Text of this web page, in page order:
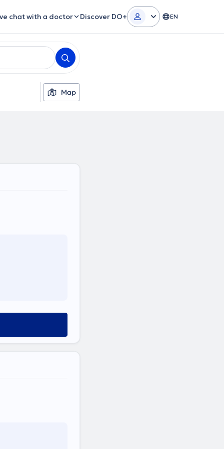
chat with a doctor Discover DO+ EN
Map